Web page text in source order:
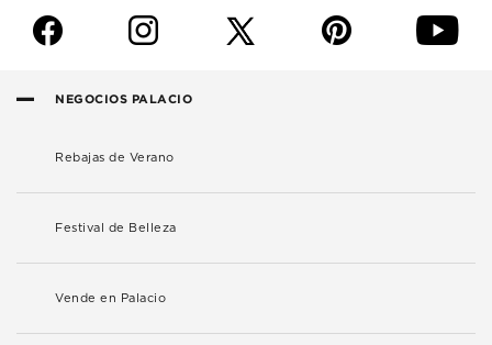
f i p y
NEGOCIOS PALACIO
Rebajas de Verano
Festival de Belleza
Vende en Palacio